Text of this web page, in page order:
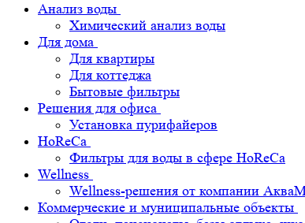
Анализ воды
Химический анализ воды
Для дома
Для квартиры
Для коттеджа
Бытовые фильтры
Решения для офиса
Установка пурифайеров
HoReCa
Фильтры для воды в сфере HoReCa
Wellness
Wellness-решения от компании
Коммерческие и муниципальные объекты